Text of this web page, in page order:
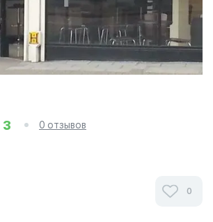
3 0 отзывов
0